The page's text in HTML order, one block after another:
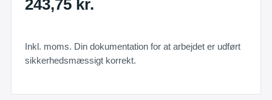
243,75 kr.
Inkl. moms. Din dokumentation for at arbejdet er udført
sikkerhedsmæssigt korrekt.